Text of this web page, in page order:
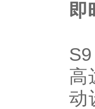
即
高
动